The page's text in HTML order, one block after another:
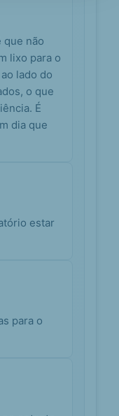
facto,
de estar
que não
lixo para o
lado do
o que
É
dia que
estar
para o